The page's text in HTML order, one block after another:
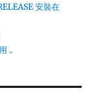
安裝在
..